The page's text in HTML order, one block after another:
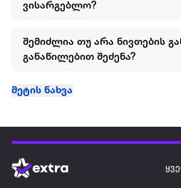
ვისარგებლო?
შემიძლია თუ არა ნივთების
განაწილებით შეძენა?
მეტის ნახვა